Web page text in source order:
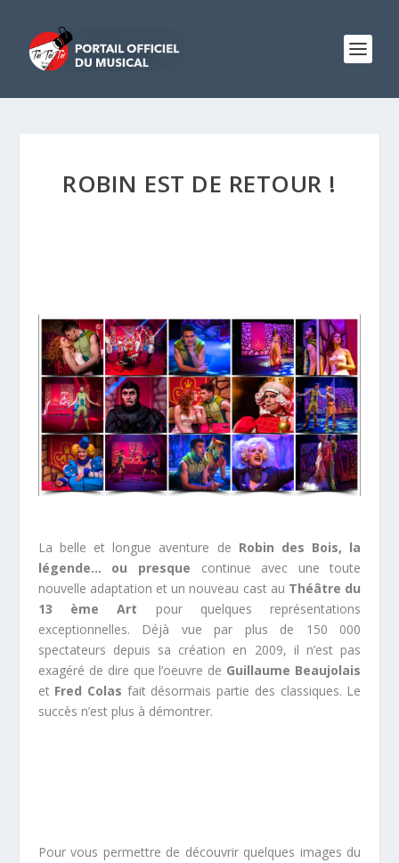
ROBIN EST DE RETOUR !
La belle et longue aventure de Robin des Bois, la
légende… ou presque continue avec une toute
nouvelle adaptation et un nouveau cast au Théâtre du
13 ème Art pour quelques représentations
exceptionnelles. Déjà vue par plus de 150 000
spectateurs depuis sa création en 2009, il n’est pas
exagéré de dire que l’oeuvre de Guillaume Beaujolais
et Fred Colas fait désormais partie des classiques. Le
succès n’est plus à démontrer.
Pour vous permettre de découvrir quelques images du